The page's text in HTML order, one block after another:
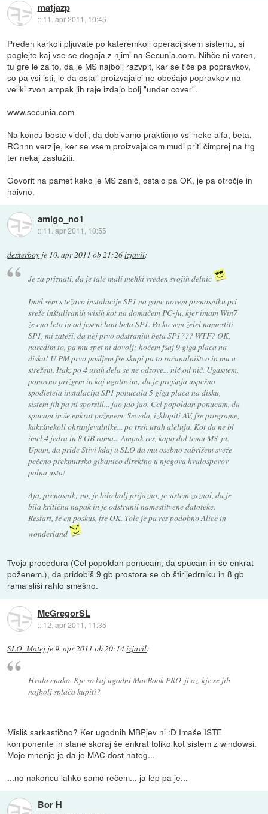
matjazp
:: 11. apr 2011, 10:45
Preden karkoli pljuvate po kateremkoli operacijskem sistemu, si
poglejte kaj vse se dogaja z njimi na Secunia.com. Nihče ni varen,
tu gre le za to, da je MS najbolj razvpit, kar se tiče pa popravkov,
so pa vsi isti, le da ostali proizvajalci ne obešajo popravkov na
veliki zvon ampak jih raje izdajo bolj "under cover".
www.secunia.com
Na koncu boste videli, da dobivamo praktično vsi neke alfa, beta,
RCnnn verzije, ker se vsem proizvajalcem mudi priti čimprej na trg
ter nekaj zaslužiti.
Govorit na pamet kako je MS zanič, ostalo pa OK, je pa otročje in
naivno.
amigo_no1
:: 11. apr 2011, 10:55
dexterboy je 10. apr 2011 ob 21:26izjavil:
Je za priznati, da je tale mali mehki vreden svojih delnic
Imel sem s težavo instalacije SP1 na ganc novem prenosniku pri
sveže inštaliranih wisih kot na domačem PC-ju, kjer imam Win7
že eno leto in od jeseni lani beta SP1. Pa ko sem želel namestiti
SP1, mi zateži, da nej prvo odstranim beta SP1??? WTF? OK,
naredim to, pa mu spet ni dovolj; hočem fsaj 9 giga placa na
disku! U PM prvo pošljem fse skupi pa to računalništvo in mu u
strežem. Itak, po 4 urah dela se ne odzove... nič od nič. Ugasnem,
ponovno prižgem in kaj ugotovim; da je prejšnja uspešno
spodletela instalacija SP1 ponucala 5 giga placa na disku,
sistem jih pa ni sporstil... jao jao jao. Cel popoldan ponucam, da
spucam in še enkrat poženem. Seveda, izklopiti AV, fse programe,
kakršnekoli ohranjevalnike... po treh urah aleluja. Kot da ne bi
imel 4 jedra in 8 GB rama... Ampak res, kapo dol temu MS-ju.
Upam, da pride Stivi kdaj u SLO da mu osebno zabrišem sveže
pečeno prekmursko gibanico direktno u njegova hvalospevov
polna usta!
Aja, prenosnik; no, je bilo bolj prijazno, je sistem zaznal, da je
bila kritična napak in je odstranil namestitvene datoteke.
Restart, še en poskus, fse OK. Tole je pa res podobno Alice in
wonderland
Tvoja procedura (Cel popoldan ponucam, da spucam in še enkrat
poženem.), da pridobiš 9 gb prostora se ob štirijedrniku in 8 gb
rama sliši rahlo smešno.
McGregorSL
:: 12. apr 2011, 11:35
SLO_Matej je9. apr 2011 ob 20:14izjavil:
Hvala enako. Kje so kaj ugodni MacBook PRO-ji oz. kje se jih
najbolj splača kupiti?
Misliš sarkastično? Ker ugodnih MBPjev ni :D Imaše ISTE
komponente in stane skoraj še enkrat toliko kot sistem z windowsi.
Moje mnenje je da je MAC dost nateg...
...no nakoncu lahko samo rečem... ja lep pa je...
Bor H